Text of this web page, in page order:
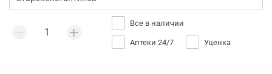
Все в наличии
Аптеки 24/7 Уценка